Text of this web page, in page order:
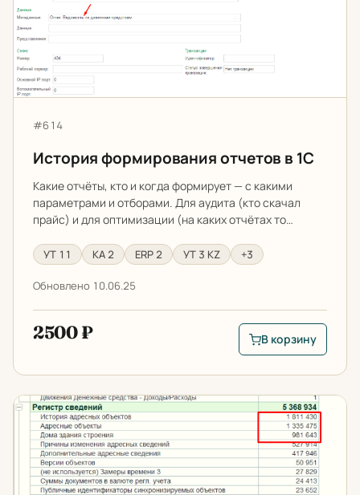
Артикул:
#614
История формирования отчетов в 1С
Какие отчёты, кто и когда формирует — с какими
параметрами и отборами. Для аудита (кто скачал
прайс) и для оптимизации (на каких отчётах то…
УТ 11 КА 2 ERP 2 УТ 3 KZ +3
Обновлено 10.06.25
2500 ₽
В корзину:
В корзину
Отчет по структуре базы данных